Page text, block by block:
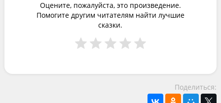
Оцените, пожалуйста, это произведение.
Помогите другим читателям найти лучшие
сказки.
Поделиться: